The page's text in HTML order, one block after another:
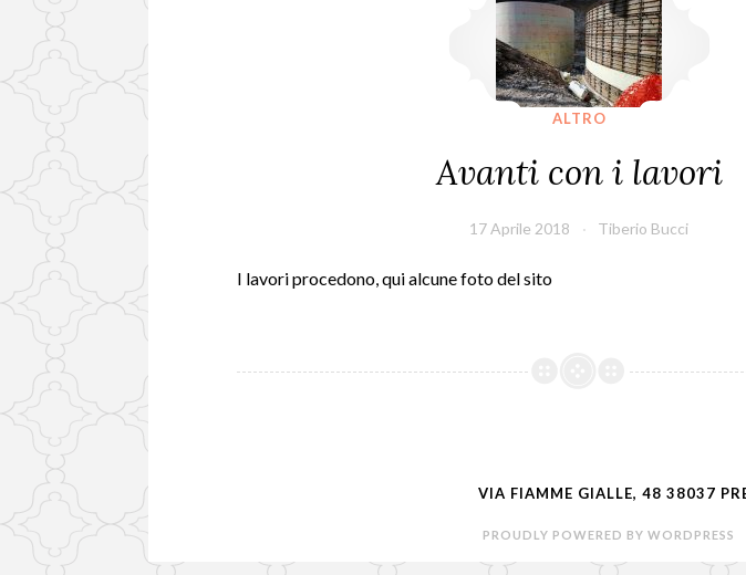
ALTRO
Avanti con i lavori
17 Aprile 2018 Tiberio Bucci
I lavori procedono, qui alcune foto del sito
VIA FIAMME GIALLE, 48 38037
PROUDLY POWERED BY WORDPRESS